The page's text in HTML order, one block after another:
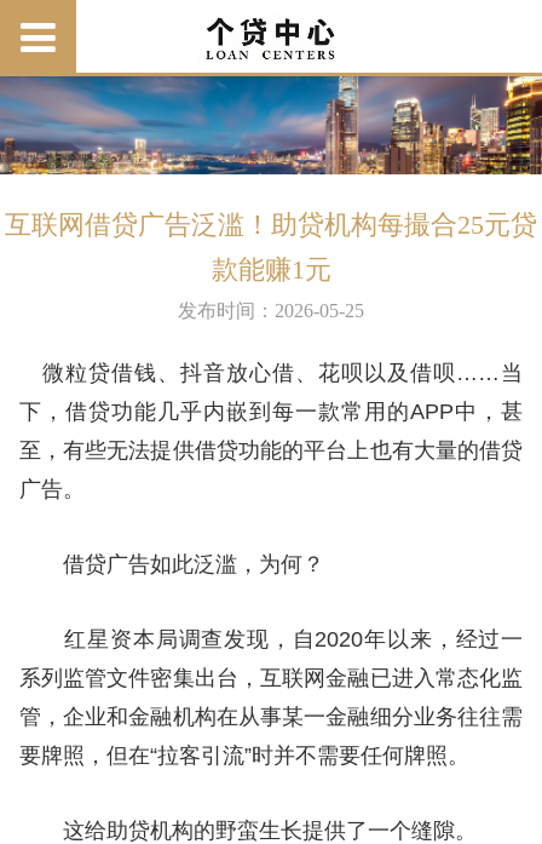
互联网借贷广告泛滥！助贷机构每撮合25元贷
款能赚1元
发布时间：2026-05-25
微粒贷借钱、抖音放心借、花呗以及借呗……当
下，借贷功能几乎内嵌到每一款常用的APP中，甚
至，有些无法提供借贷功能的平台上也有大量的借贷
广告。
借贷广告如此泛滥，为何？
红星资本局调查发现，自2020年以来，经过一
系列监管文件密集出台，互联网金融已进入常态化监
管，企业和金融机构在从事某一金融细分业务往往需
要牌照，但在“拉客引流”时并不需要任何牌照。
这给助贷机构的野蛮生长提供了一个缝隙。